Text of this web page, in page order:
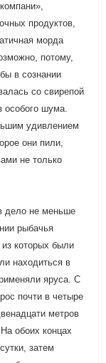
продуктов,
морда
потому,
в сознании
со свирепой
особого шума.
удивлением
они пили,
не только
дело не меньше
рыбачья
которых были
находиться в
яруса. С
почти в четыре
метров
обоих концах
затем